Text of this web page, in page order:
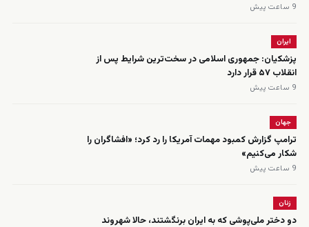
9 ساعت پیش
ایران
پزشکیان: جمهوری اسلامی در سخت‌ترین شرایط پس از
انقلاب ۵۷ قرار دارد
9 ساعت پیش
جهان
ترامپ گزارش کمبود مهمات آمریکا را رد کرد؛ «افشاگران را
شکار می‌کنیم»
9 ساعت پیش
زنان
دو دختر ملی‌پوشی که به ایران برنگشتند، حالا شهروند